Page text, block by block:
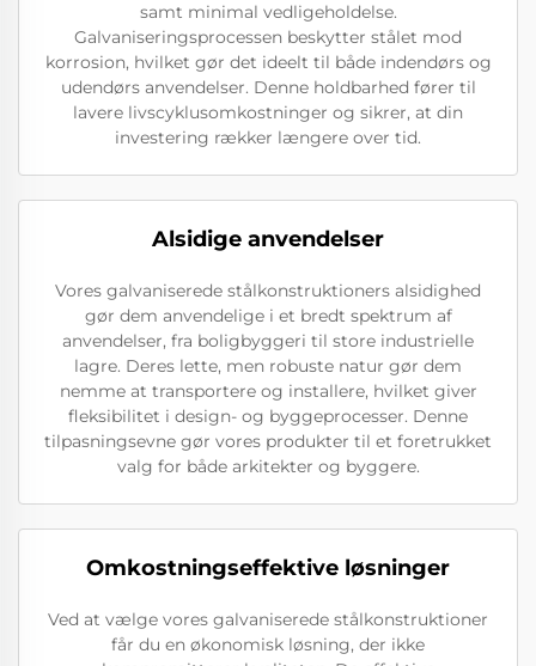
samt minimal vedligeholdelse.
Galvaniseringsprocessen beskytter stålet mod
korrosion, hvilket gør det ideelt til både indendørs og
udendørs anvendelser. Denne holdbarhed fører til
lavere livscyklusomkostninger og sikrer, at din
investering rækker længere over tid.
Alsidige anvendelser
Vores galvaniserede stålkonstruktioners alsidighed
gør dem anvendelige i et bredt spektrum af
anvendelser, fra boligbyggeri til store industrielle
lagre. Deres lette, men robuste natur gør dem
nemme at transportere og installere, hvilket giver
fleksibilitet i design- og byggeprocesser. Denne
tilpasningsevne gør vores produkter til et foretrukket
valg for både arkitekter og byggere.
Omkostningseffektive løsninger
Ved at vælge vores galvaniserede stålkonstruktioner
får du en økonomisk løsning, der ikke